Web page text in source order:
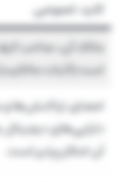
کلید خصوصی
مالک آن، صاحب
است (اثبات
امضای تراکنش‌ها
دارایی‌های
آن امکان‌پذیر است.